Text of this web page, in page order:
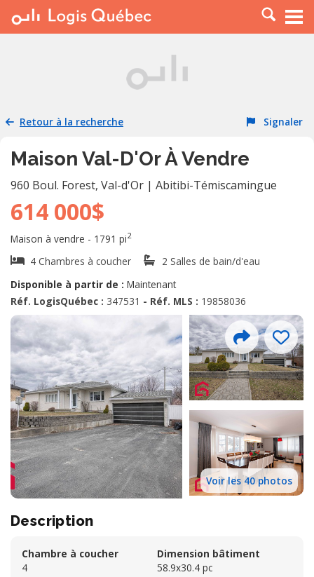
À LOUER
PLACER UNE ANNONCE
RESSOURCES
Retour à la recherche Signaler
Maison Val-D'Or À Vendre
960 Boul. Forest, Val-d'Or | Abitibi-Témiscamingue
614 000$
Maison à vendre - 1791 pi2
4 Chambres à coucher
2 Salles de bain/d'eau
Disponible à partir de : Maintenant
Réf. LogisQuébec : 347531 - Réf. MLS : 19858036
Voir les 40 photos
Description
Chambre à coucher
4
Dimension bâtiment
58.9x30.4 pc